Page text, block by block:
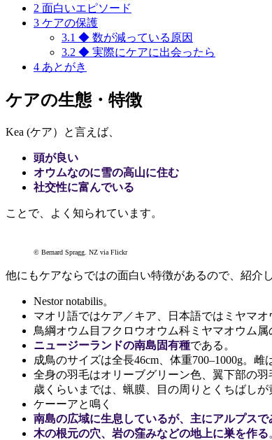
2 面白いエピソード
3 ケアの保護
3.1 ◆ 数が減っている原因
3.2 ◆ 実際にケアに出会ったら
4 あとがき
ケアの生態・特徴
Kea (ケア）と言えば、
頭が良い
オウムなのに雪の高山に住む
社交性に富んでいる
ことで、よく知られています。
© Bernard Spragg. NZ via Flickr
他にもケアならではの面白い特徴があるので、紹介し
Nestor notabilis。
マオリ語ではケア／キア、日本語ではミヤマオ
鳥綱オウム目フクロウオウム科ミヤマオウム
ニュージーランドの南島固有種である。
成鳥のサイズは全長46cm、体重700–1000g。雌
全身の羽毛はオリーブグリーン色、翼下部の
歳くらいまでは、蝋膜、目の周りとくちばしが
ケーーアと鳴く
南島の広域に生息しているが、主にアルプス
木の根元の穴、岩の窪みなどの地上に巣を作る